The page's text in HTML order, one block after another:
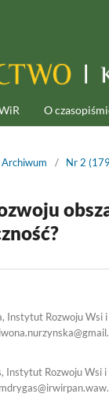
O
Archiwum / Nr 2
Instytut Rozwoju Wsi
Instytut Rozwoju Wsi